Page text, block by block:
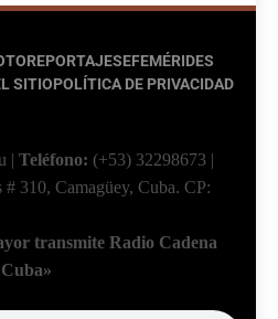
EFEMÉRIDES
SITIOPOLÍTICA DE PRIVACIDAD
| Teléfono: (+53) 32298673 |
# 310, Camagüey, Cuba. CP:
transmite Radio Cadena